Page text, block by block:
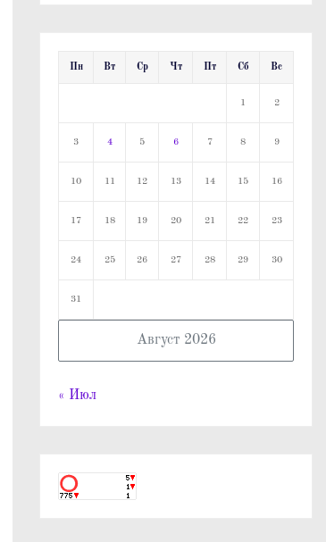
Август 2026
Пн Вт Ср Чт Пт Сб Вс
1 2
3 4 5 6 7 8 9
10 11 12 13 14 15 16
17 18 19 20 21 22 23
24 25 26 27 28 29 30
31
« Июл